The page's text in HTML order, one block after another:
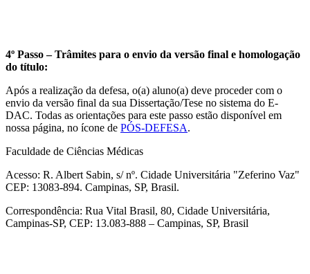
4º Passo – Trâmites para o envio da versão final e homologação
do título:
Após a realização da defesa, o(a) aluno(a) deve proceder com o
envio da versão final da sua Dissertação/Tese no sistema do E-
DAC. Todas as orientações para este passo estão disponível em
nossa página, no ícone de PÓS-DEFESA.
Faculdade de Ciências Médicas
Acesso: R. Albert Sabin, s/ nº. Cidade Universitária "Zeferino Vaz"
CEP: 13083-894. Campinas, SP, Brasil.
Correspondência: Rua Vital Brasil, 80, Cidade Universitária,
Campinas-SP, CEP: 13.083-888 – Campinas, SP, Brasil